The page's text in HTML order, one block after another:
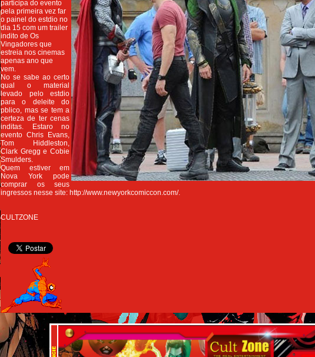
participa do evento
pela primeira vez far
o painel do estdio no
dia 15 com um trailer
indito de Os
Vingadores que
estreia nos cinemas
apenas ano que
vem.
No se sabe ao certo
qual o material
levado pelo estdio
para o deleite do
pblico, mas se tem a
certeza de ter cenas
inditas. Estaro no
evento Chris Evans,
Tom Hiddleston,
Clark Gregg e Cobie
Smulders.
Quem estiver em
Nova York pode
comprar os seus
ingressos nesse site: http://www.newyorkcomiccon.com/.
CULTZONE